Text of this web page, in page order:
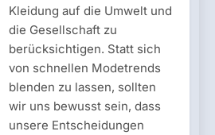
Kleidung auf die Umwelt und
die Gesellschaft zu
berücksichtigen. Statt sich
von schnellen Modetrends
blenden zu lassen, sollten
wir uns bewusst sein, dass
unsere Entscheidungen